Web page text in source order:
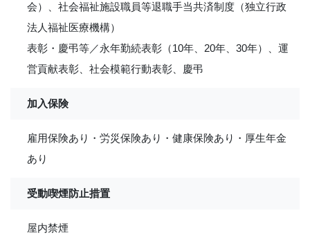
会）、社会福祉施設職員等退職手当共済制度（独立行政
法人福祉医療機構）
表彰・慶弔等／永年勤続表彰（10年、20年、30年）、運
営貢献表彰、社会模範行動表彰、慶弔
加入保険
雇用保険あり・労災保険あり・健康保険あり・厚生年金
あり
受動喫煙防止措置
屋内禁煙